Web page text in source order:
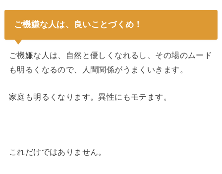
ご機嫌な人は、良いことづくめ！
ご機嫌な人は、自然と優しくなれるし、その場のムード
も明るくなるので、人間関係がうまくいきます。
家庭も明るくなります。異性にもモテます。
これだけではありません。